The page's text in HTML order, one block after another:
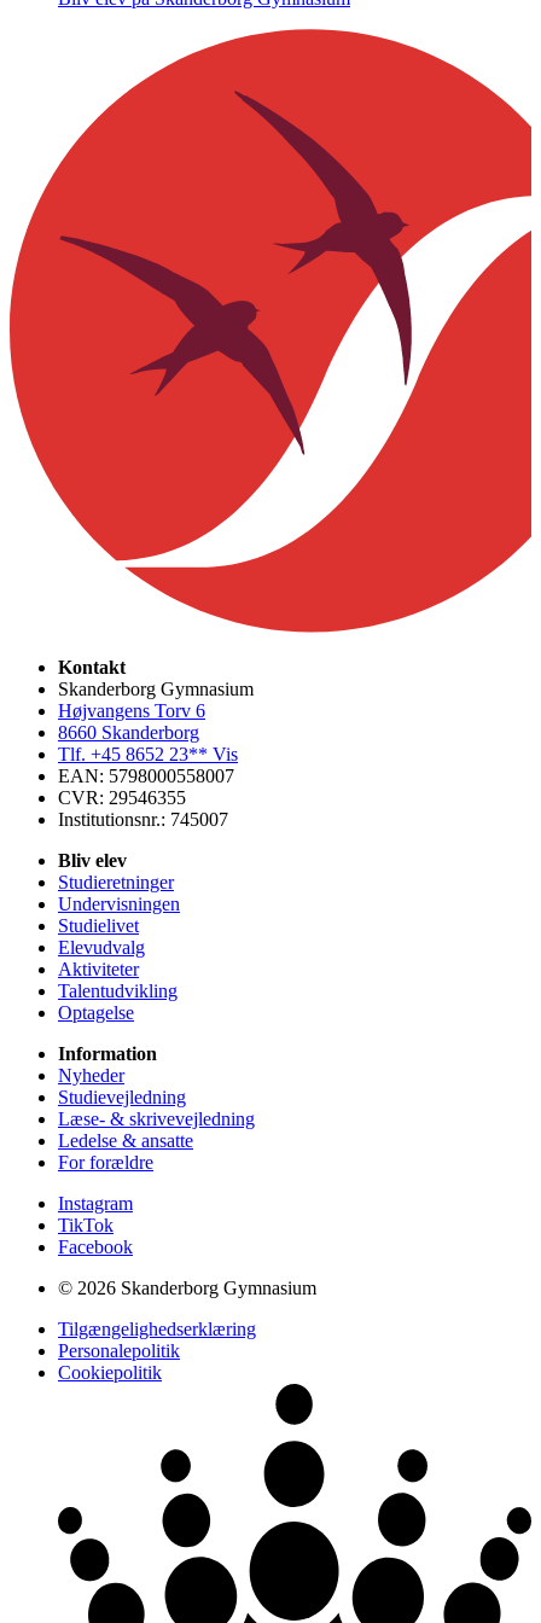
Kontakt
Skanderborg Gymnasium
Højvangens Torv 6
8660 Skanderborg
Tlf. +45 8652 23** Vis
EAN: 5798000558007
CVR: 29546355
Institutionsnr.: 745007
Bliv elev
Studieretninger
Undervisningen
Studielivet
Elevudvalg
Aktiviteter
Talentudvikling
Optagelse
Information
Nyheder
Studievejledning
Læse- & skrivevejledning
Ledelse & ansatte
For forældre
Instagram
TikTok
Facebook
© 2026 Skanderborg Gymnasium
Tilgængelighedserklæring
Personalepolitik
Cookiepolitik